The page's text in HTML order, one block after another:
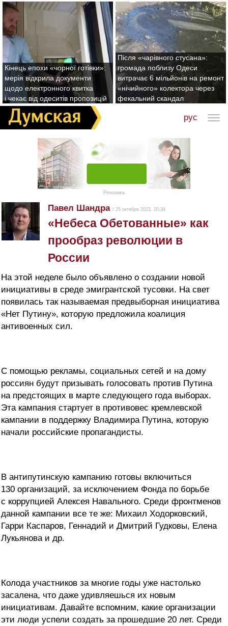
Кінець епохи «чорної готівки»:
мерія відкрила документи
щодо електронного квитка
і чекає від одеситів пропозицій
Після «чарівного стусана»:
громада поблизу Одеси
витрачає 6 мільйонів на ремонт
«нічийного» колектора через
фекальний скандал
рус
Реклама
Павел Шандра / 25 октября 2023, 20:34
«Небеса Обетованные» как
прообраз революции в
России
На этой неделе было объявлено о создании новой
инициативы в среде эмигрантской тусовки. На свет
появилась так называемая предвыборная инициатива
«Нет Путину», которую предложила коалиция
антивоенных сил.
С помощью рекламы, социальных сетей и на дому
россиян будут призывать голосовать против Путина
на предстоящих в марте следующего года выборах.
Эта кампания стартует в противовес кремлевской
кампании в поддержку Владимира Путина, которую
начали российские пропагандисты.
В антипутинскую кампанию готовы включиться
130 организаций, за исключением Фонда по борьбе
с коррупцией Алексея Навального. Среди фронтменов
данной кампании все те же: Михаил Ходорковский,
Гарри Каспаров, Геннадий и Дмитрий Гудковы, Елена
Лукьянова и др.
Колода участников за многие годы уже настолько
засалена, что даже удивляешься их новым
инициативам. Давайте вспомним, какие организации
эти люди успели создать за прошедшие 20 лет. Среди